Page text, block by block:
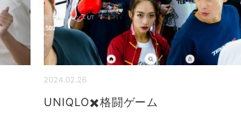
2024.02.26
UNIQLO✖️格闘ゲーム